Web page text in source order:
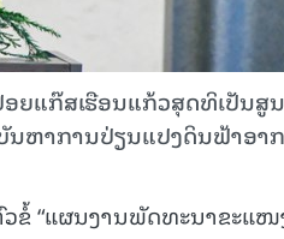
ແກ໊ສເຮືອນແກ້ວສຸດທິເປັນສູນ
ນຫາການປ່ຽນແປງດິນຟ້າອາ
ວຂໍ້ “ແຜນງານພັດທະນາຂະແໜ